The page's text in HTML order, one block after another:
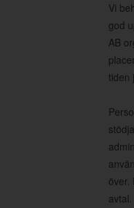
Vi
god
AB
tiden
över.
avtal.